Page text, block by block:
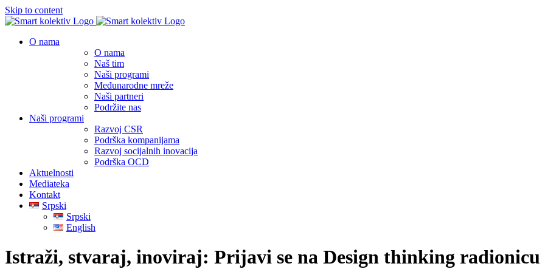
Skip to content
O nama
O nama
Naš tim
Naši programi
Međunarodne mreže
Naši partneri
Podržite nas
Naši programi
Razvoj CSR
Podrška kompanijama
Razvoj socijalnih inovacija
Podrška OCD
Aktuelnosti
Mediateka
Kontakt
Srpski
Srpski
English
Istraži, stvaraj, inoviraj: Prijavi se na Design thinking radionicu